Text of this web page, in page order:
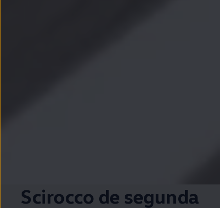
Scirocco de segunda